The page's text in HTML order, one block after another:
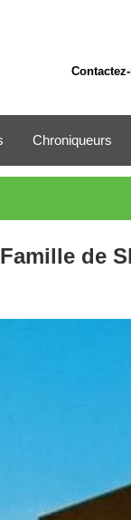
Chroniqueurs
de